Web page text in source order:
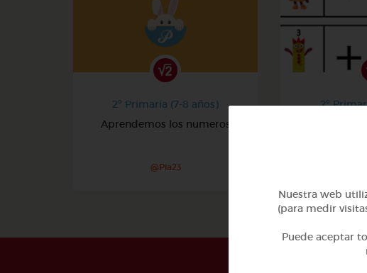
2º Primaria (7-8 años)
Aprendemos los numeros
@Pia23
2º
Nuestra web
(para medir
Puede aceptar